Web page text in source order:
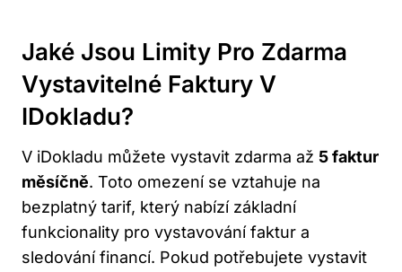
Jaké Jsou Limity Pro Zdarma
Vystavitelné Faktury V
IDokladu?
V iDokladu můžete vystavit zdarma až 5 faktur
měsíčně. Toto omezení se vztahuje na
bezplatný tarif, který nabízí základní
funkcionality pro vystavování faktur a
sledování financí. Pokud potřebujete vystavit